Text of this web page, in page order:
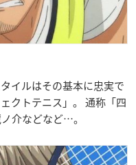
イルはその基本に忠実で
クトテニス」。 通称「四
介などなど…。